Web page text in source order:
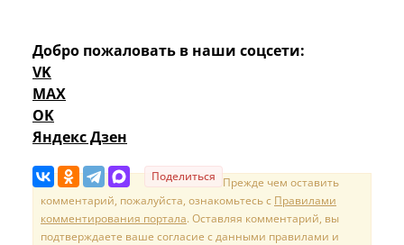
Добро пожаловать в наши соцсети:
VK
MAX
OK
Яндекс Дзен
Поделиться Прежде чем оставить
комментарий, пожалуйста, ознакомьтесь с Правилами
комментирования портала. Оставляя комментарий, вы
подтверждаете ваше согласие с данными правилами и